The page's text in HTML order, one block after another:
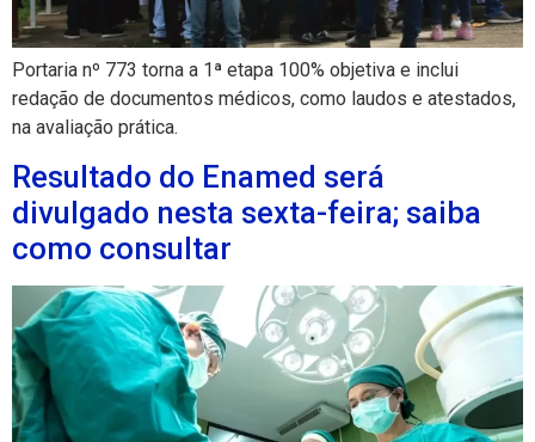
Portaria nº 773 torna a 1ª etapa 100% objetiva e inclui
redação de documentos médicos, como laudos e atestados,
na avaliação prática.
Resultado do Enamed será
divulgado nesta sexta-feira; saiba
como consultar